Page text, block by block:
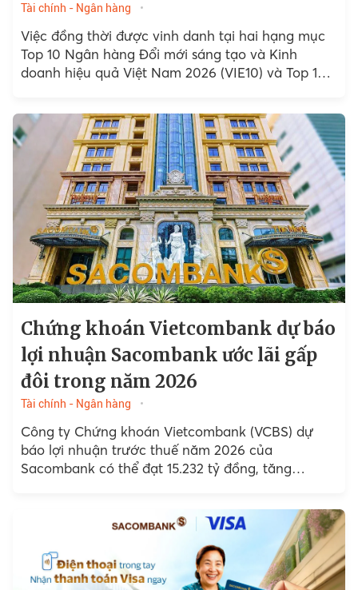
Tài chính - Ngân hàng
Việc đồng thời được vinh danh tại hai hạng mục
Top 10 Ngân hàng Đổi mới sáng tạo và Kinh
doanh hiệu quả Việt Nam 2026 (VIE10) và Top 10
Chứng khoán Vietcombank dự báo
lợi nhuận Sacombank ước lãi gấp
đôi trong năm 2026
Tài chính - Ngân hàng
Công ty Chứng khoán Vietcombank (VCBS) dự
báo lợi nhuận trước thuế năm 2026 của
Sacombank có thể đạt 15.232 tỷ đồng, tăng